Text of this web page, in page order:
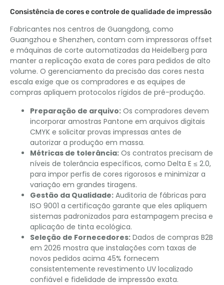
Consistência de cores e controle de qualidade de impressão
Fabricantes nos centros de Guangdong, como
Guangzhou e Shenzhen, contam com impressoras offset
e máquinas de corte automatizadas da Heidelberg para
manter a replicação exata de cores para pedidos de alto
volume. O gerenciamento da precisão das cores nesta
escala exige que os compradores e as equipes de
compras apliquem protocolos rígidos de pré-produção.
Preparação de arquivo: Os compradores devem
incorporar amostras Pantone em arquivos digitais
CMYK e solicitar provas impressas antes de
autorizar a produção em massa.
Métricas de tolerância: Os contratos precisam de
níveis de tolerância específicos, como Delta E ≤ 2.0,
para impor perfis de cores rigorosos e minimizar a
variação em grandes tiragens.
Gestão da Qualidade: Auditoria de fábricas para
ISO 9001 a certificação garante que eles apliquem
sistemas padronizados para estampagem precisa e
aplicação de tinta ecológica.
Seleção de Fornecedores: Dados de compras B2B
em 2026 mostra que instalações com taxas de
novos pedidos acima 45% fornecem
consistentemente revestimento UV localizado
confiável e fidelidade de impressão exata.